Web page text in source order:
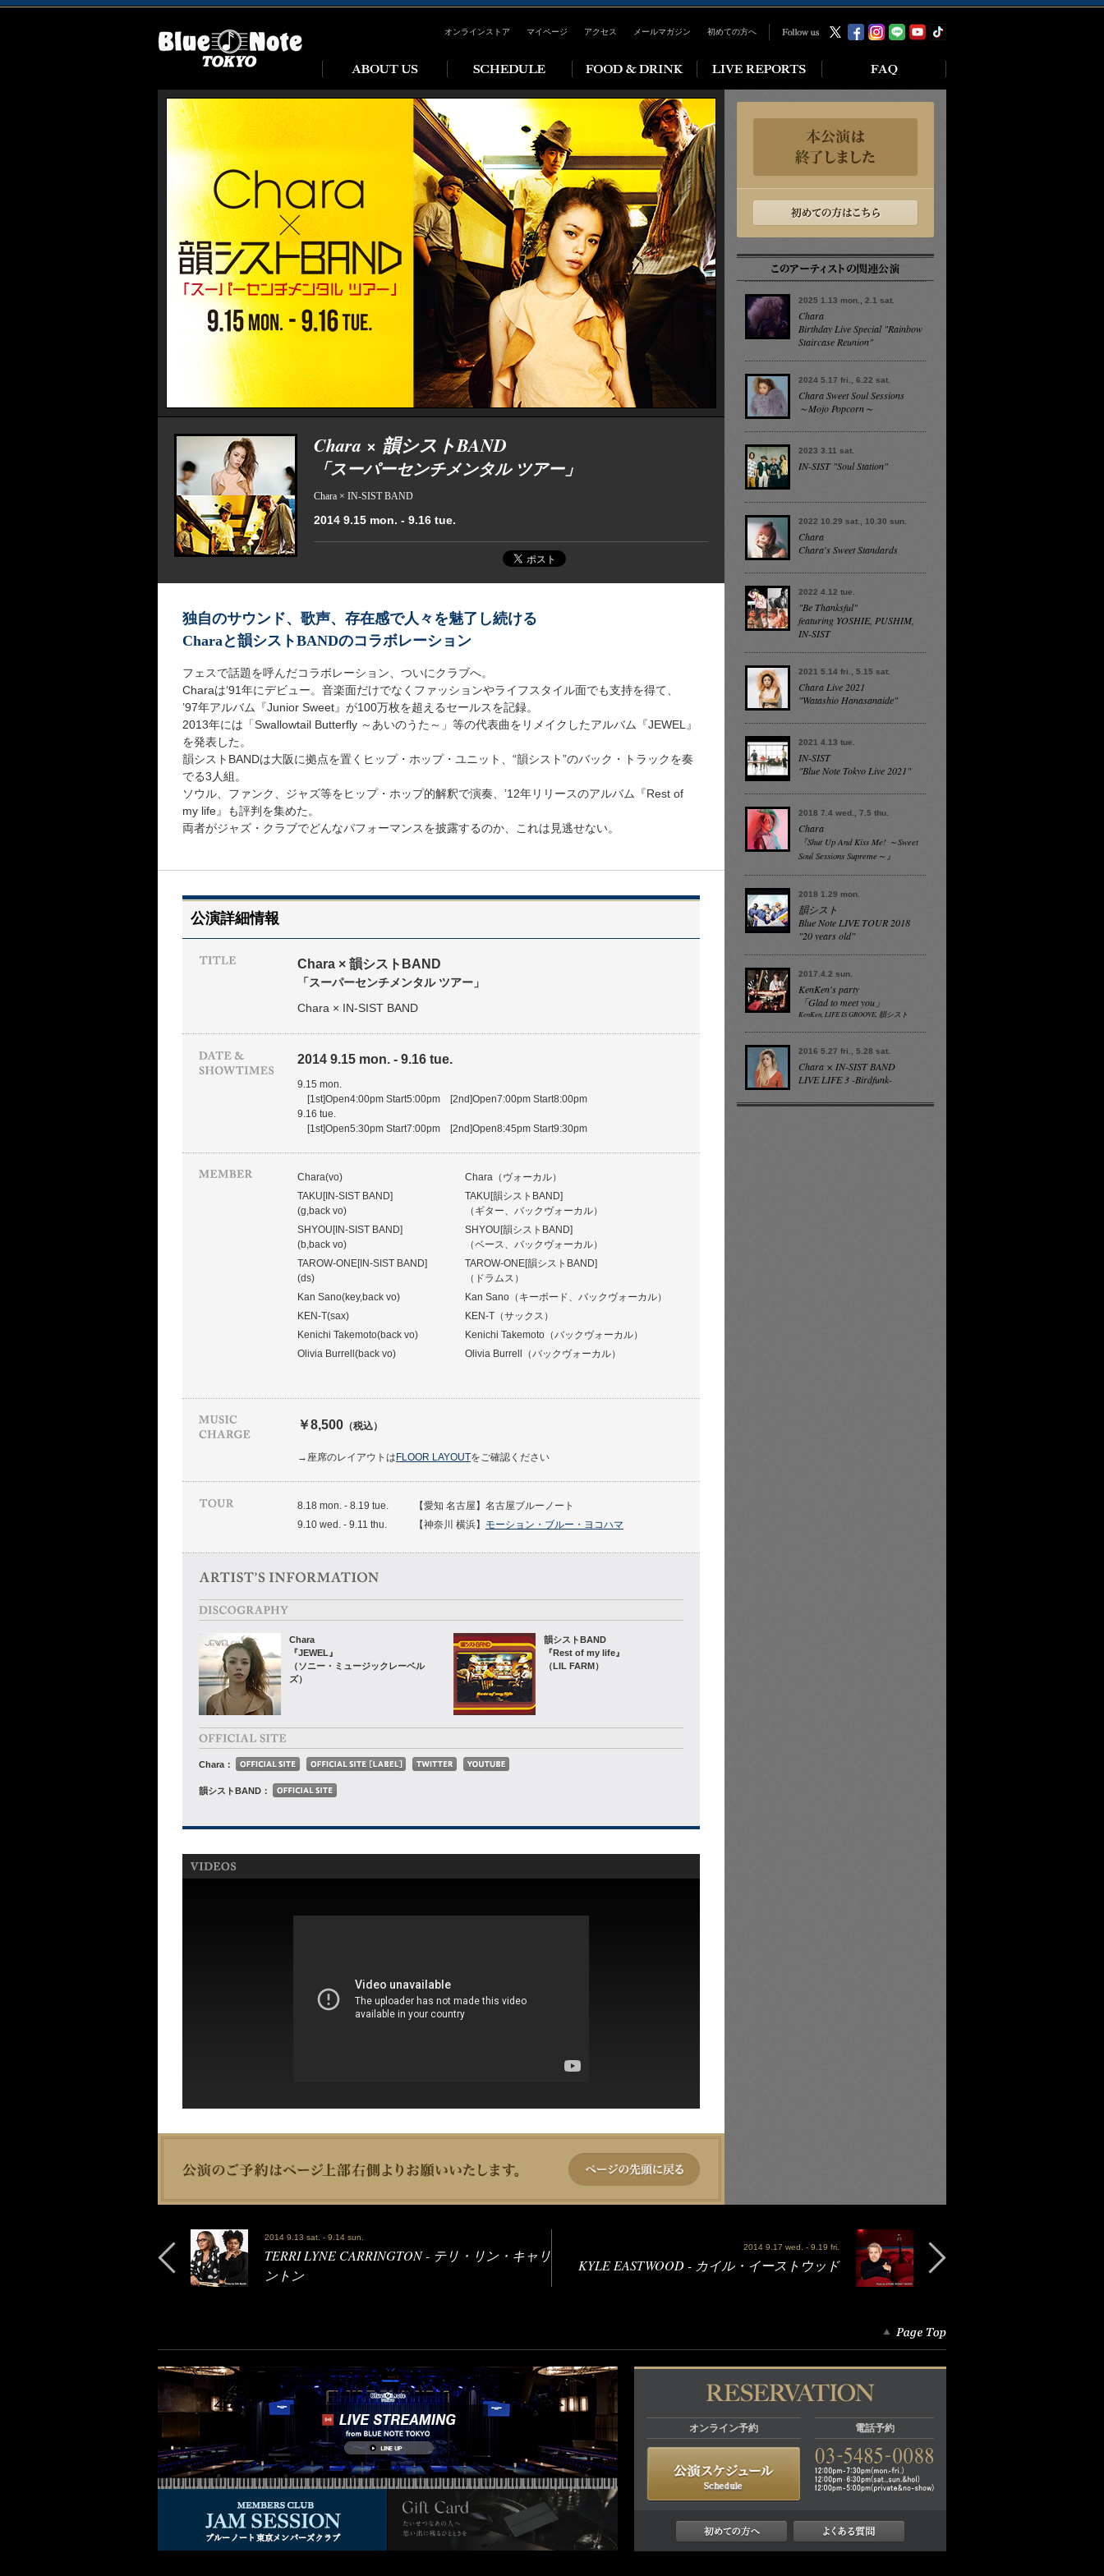
オンラインストア マイページ アクセス メールマガジン 初めての方へ
Chara × 韻シストBAND
「スーパーセンチメンタル ツアー」
Chara × IN-SIST BAND
2014 9.15 mon. - 9.16 tue.
独自のサウンド、歌声、存在感で人々を魅了し続ける
Charaと韻シストBANDのコラボレーション
フェスで話題を呼んだコラボレーション、ついにクラブへ。
Charaは‘91年にデビュー。音楽面だけでなくファッションやライフスタイル面でも支持を得て、
’97年アルバム『Junior Sweet』が100万枚を超えるセールスを記録。
2013年には「Swallowtail Butterfly ～あいのうた～」等の代表曲をリメイクしたアルバム『JEWEL』
を発表した。
韻シストBANDは大阪に拠点を置くヒップ・ホップ・ユニット、“韻シスト”のバック・トラックを奏
でる3人組。
ソウル、ファンク、ジャズ等をヒップ・ホップ的解釈で演奏、’12年リリースのアルバム『Rest of
my life』も評判を集めた。
両者がジャズ・クラブでどんなパフォーマンスを披露するのか、これは見逃せない。
公演詳細情報
Chara × 韻シストBAND
「スーパーセンチメンタル ツアー」
Chara × IN-SIST BAND
2014 9.15 mon. - 9.16 tue.
9.15 mon.
[1st]Open4:00pm Start5:00pm [2nd]Open7:00pm Start8:00pm
9.16 tue.
[1st]Open5:30pm Start7:00pm [2nd]Open8:45pm Start9:30pm
Chara(vo)
Chara（ヴォーカル）
TAKU[IN-SIST BAND]
(g,back vo)
TAKU[韻シストBAND]
（ギター、バックヴォーカル）
SHYOU[IN-SIST BAND]
(b,back vo)
SHYOU[韻シストBAND]
（ベース、バックヴォーカル）
TAROW-ONE[IN-SIST BAND]
(ds)
TAROW-ONE[韻シストBAND]
（ドラムス）
Kan Sano(key,back vo)
Kan Sano（キーボード、バックヴォーカル）
KEN-T(sax)
KEN-T（サックス）
Kenichi Takemoto(back vo)
Kenichi Takemoto（バックヴォーカル）
Olivia Burrell(back vo)
Olivia Burrell（バックヴォーカル）
￥8,500 （税込）
→座席のレイアウトは FLOOR LAYOUTをご確認ください
8.18 mon. - 8.19 tue.
【愛知 名古屋】名古屋ブルーノート
9.10 wed. - 9.11 thu.
【神奈川 横浜】 モーション・ブルー・ヨコハマ
Chara
『JEWEL』
（ソニー・ミュージックレーベル
ズ）
韻シストBAND
『Rest of my life』
（LIL FARM）
Chara：
韻シストBAND：
2025 1.13 mon., 2.1 sat.
Chara
Birthday Live Special "Rainbow
Staircase Reunion"
2024 5.17 fri., 6.22 sat.
Chara Sweet Soul Sessions
～Mojo Popcorn～
2023 3.11 sat.
IN-SIST "Soul Station"
2022 10.29 sat., 10.30 sun.
Chara
Chara's Sweet Standards
2022 4.12 tue.
"Be Thanksful"
featuring YOSHIE, PUSHIM,
IN-SIST
2021 5.14 fri., 5.15 sat.
Chara Live 2021
"Watashio Hanasanaide"
2021 4.13 tue.
IN-SIST
"Blue Note Tokyo Live 2021"
2018 7.4 wed., 7.5 thu.
Chara
『Shut Up And Kiss Me! ～Sweet
Soul Sessions Supreme～』
2018 1.29 mon.
韻シスト
Blue Note LIVE TOUR 2018
"20 years old"
2017.4.2 sun.
KenKen's party
「Glad to meet you」
KenKen, LIFE IS GROOVE, 韻シスト
2016 5.27 fri., 5.28 sat.
Chara × IN-SIST BAND
LIVE LIFE 3 -Birdfunk-
2014 9.13 sat. - 9.14 sun.
TERRI LYNE CARRINGTON - テリ・リン・キャリ
ントン
2014 9.17 wed. - 9.19 fri.
KYLE EASTWOOD - カイル・イーストウッド
オンライン予約 電話予約